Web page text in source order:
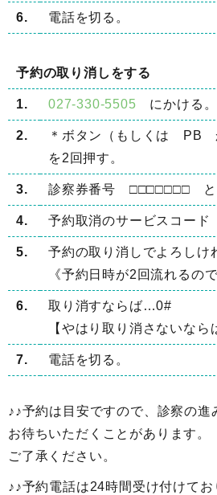
6. 電話を切る。
予約の取り消しをする
1. 027-330-5505 にかける。
2.
＊ボタン（もしくは PB
を2回押す。
3. 診察券番号 □□□□□□□
4. 予約取消のサービスコー
5.
予約の取り消しでよろし
《予約日時が2回流れるの
6.
取り消すならば…0#
【やはり取り消さないなら
7. 電話を切る。
♪♪予約は目安ですので、診察の進
お待ちいただくことがあります。
ご了承ください。
♪♪予約電話は24時間受け付けてお